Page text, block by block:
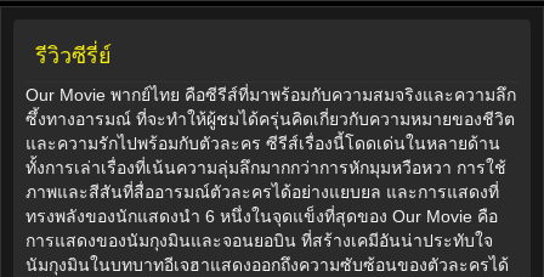
รีวิวซีรี่ย์
Our Movie พากย์ไทย คือซีรีส์ที่มาพร้อมกับความสมจริงและความลึก
ซึ้งทางอารมณ์ ที่จะทำให้ผู้ชมได้ครุ่นคิดเกี่ยวกับความหมายของชีวิต
และความรักไปพร้อมกับตัวละคร ซีรีส์เรื่องนี้โดดเด่นในหลายด้าน
ทั้งการเล่าเรื่องที่เน้นความลุ่มลึกมากกว่าการหักมุมหวือหวา การใช้
ภาพและสีสันที่สื่ออารมณ์ตัวละครได้อย่างแยบยล และการแสดงที่
ทรงพลังของนักแสดงนำ 6 หนึ่งในจุดแข็งที่สุดของ Our Movie คือ
การแสดงของนัมกุงมินและจอนยอบิน ที่สร้างเคมีอันน่าประทับใจ
นัมกุงมินในบทบาทอีเจฮาแสดงออกถึงความซับซ้อนของตัวละครได้